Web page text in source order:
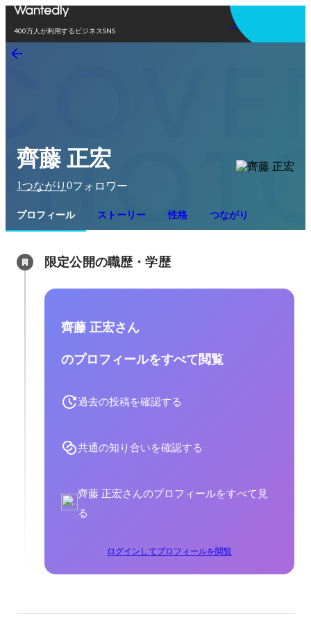
400万人が利用するビジネスSNS
アプリを使う
齊藤 正宏
1つながり 0フォロワー
プロフィール ストーリー 性格 つながり
限定公開の職歴・学歴
齊藤 正宏さん
のプロフィールをすべて閲覧
過去の投稿を確認する
共通の知り合いを確認する
齊藤 正宏さんのプロフィールをすべて見
る
ログインしてプロフィールを閲覧